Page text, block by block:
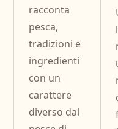
racconta
pesca,
tradizioni e
ingredienti
con un
carattere
diverso dal